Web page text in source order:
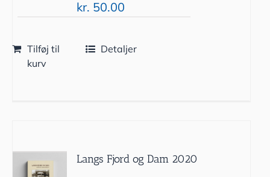
kr. 50.00
Tilføj til
kurv
Detaljer
Langs Fjord og Dam 2020